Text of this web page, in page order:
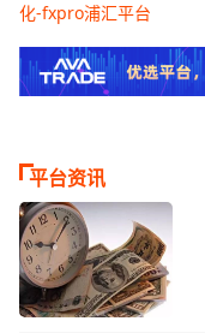
化-fxpro浦汇平台
平台资讯